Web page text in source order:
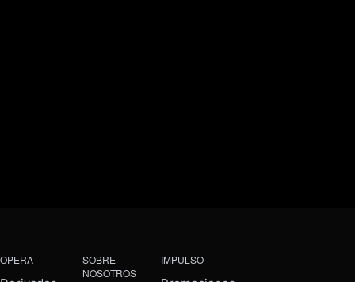
OPERA
SOBRE
NOSOTROS
IMPULSO